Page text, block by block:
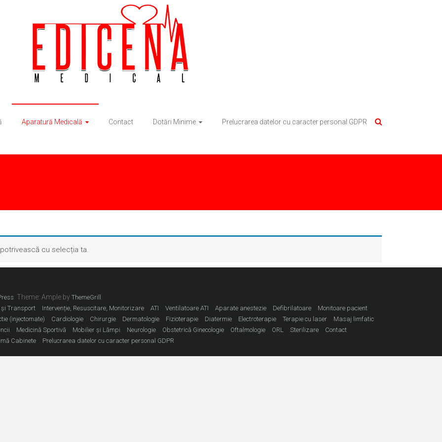
Aparatură Medicală Contact Dotări Minime Prelucrarea datelor cu caracter personal GDPR
cu selecția ta.
. Theme: Ample by ThemeGrill
Transport Intervenție, Resuscitare, Monitorizare ATI Ventilatoare ATI Aparate anestezie Defibrilatoare
Monitoare pacient
(injectomate) Cardiologie Chirurgie Dermatologie Fizioterapie Diatermie Electroterapie Terapie cu laser
Masaj limfatic
Medicină Sportivă Mobilier și Lămpi Neurologie Obstetrică Ginecologie Oftalmologie ORL Sterilizare
Contact
Cabinete Prelucrarea datelor cu caracter personal GDPR